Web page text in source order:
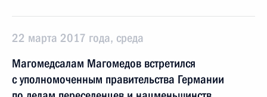
22 марта 2017 года, среда
Магомедсалам Магомедов встретился
с уполномоченным правительства Германии